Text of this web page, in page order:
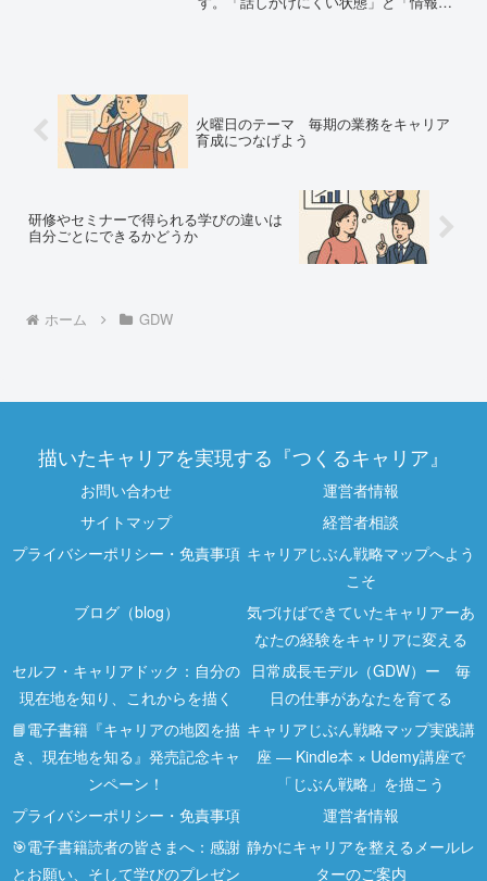
火曜日のテーマ 毎期の業務をキャリア
育成につなげよう
研修やセミナーで得られる学びの違いは
自分ごとにできるかどうか
ホーム GDW
描いたキャリアを実現する『つくるキャリア』
お問い合わせ
運営者情報
サイトマップ
経営者相談
プライバシーポリシー・免責事項 キャリアじぶん戦略マップへよう
こそ
ブログ（blog）
気づけばできていたキャリアーあ
なたの経験をキャリアに変える
セルフ・キャリアドック：自分の
現在地を知り、これからを描く
日常成長モデル（GDW）ー 毎
日の仕事があなたを育てる
📘電子書籍『キャリアの地図を描
き、現在地を知る』発売記念キャ
ンペーン！
キャリアじぶん戦略マップ実践講
座 ― Kindle本 × Udemy講座で
「じぶん戦略」を描こう
プライバシーポリシー・免責事項
運営者情報
🎯電子書籍読者の皆さまへ：感謝
とお願い、そして学びのプレゼン
静かにキャリアを整えるメールレ
ターのご案内